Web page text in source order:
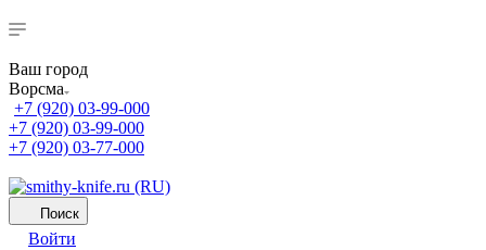
Ваш город
Ворсма
+7 (920) 03-99-000
+7 (920) 03-99-000
+7 (920) 03-77-000
Поиск
Войти